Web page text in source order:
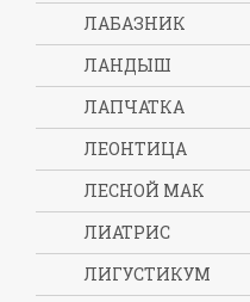
ЛАБАЗНИК
ЛАНДЫШ
ЛАПЧАТКА
ЛЕОНТИЦА
ЛЕСНОЙ МАК
ЛИАТРИС
ЛИГУСТИКУМ